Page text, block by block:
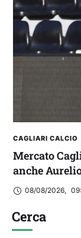
CAGLIARI CALCIO
Mercato
anche
08/08/2026,
Cerca